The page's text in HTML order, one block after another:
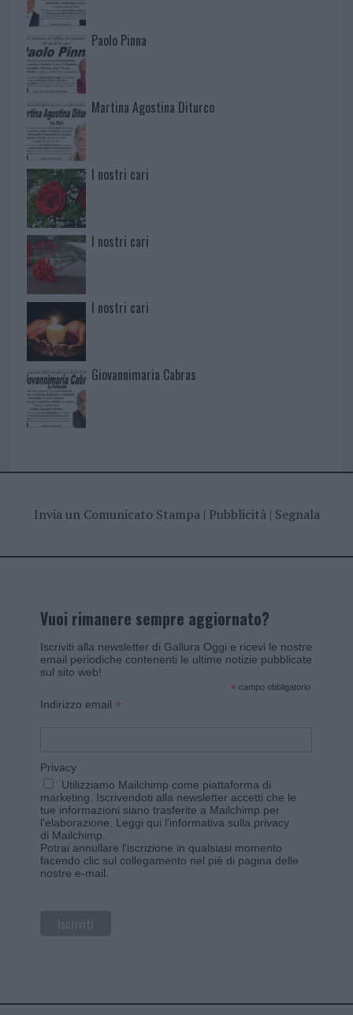
Paolo Pinna
Martina Agostina Diturco
I nostri cari
I nostri cari
I nostri cari
Giovannimaria Cabras
Invia un Comunicato Stampa| Pubblicità| Segnala
Vuoi rimanere sempre aggiornato?
Iscriviti alla newsletter di Gallura Oggi e ricevi le nostre
email periodiche contenenti le ultime notizie pubblicate
sul sito web!
* campo obbligatorio
Indirizzo email *
Privacy
Utilizziamo Mailchimp come piattaforma di
marketing. Iscrivendoti alla newsletter accetti che le
tue informazioni siano trasferite a Mailchimp per
l'elaborazione. Leggi qui l'informativa sulla privacy
di Mailchimp
Potrai annullare l'iscrizione in qualsiasi momento
facendo clic sul collegamento nel piè di pagina delle
nostre e-mail.